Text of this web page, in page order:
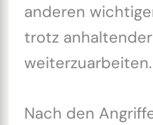
anderen
trotz
weiterzuarbeiten.
Nach den